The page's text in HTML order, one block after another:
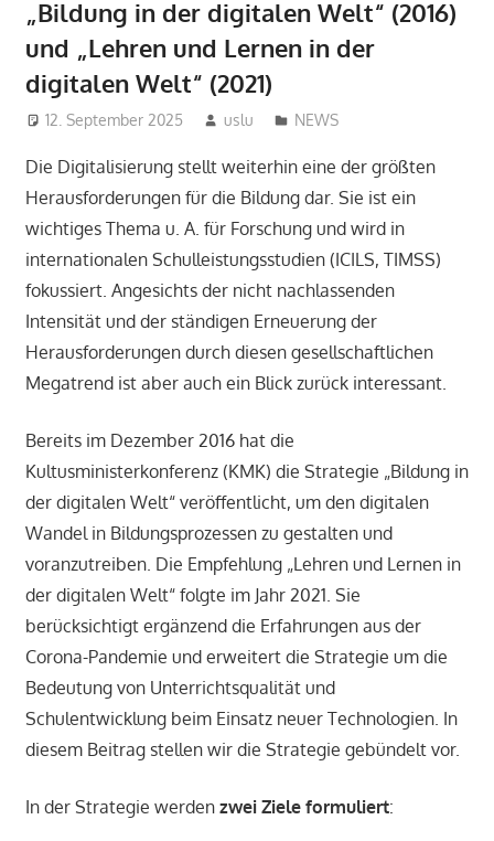
„Bildung in der digitalen Welt“ (2016)
und „Lehren und Lernen in der
digitalen Welt“ (2021)
12. September 2025 uslu NEWS
Die Digitalisierung stellt weiterhin eine der größten
Herausforderungen für die Bildung dar. Sie ist ein
wichtiges Thema u. A. für Forschung und wird in
internationalen Schulleistungsstudien (ICILS, TIMSS)
fokussiert. Angesichts der nicht nachlassenden
Intensität und der ständigen Erneuerung der
Herausforderungen durch diesen gesellschaftlichen
Megatrend ist aber auch ein Blick zurück interessant.
Bereits im Dezember 2016 hat die
Kultusministerkonferenz (KMK) die Strategie „Bildung in
der digitalen Welt“ veröffentlicht, um den digitalen
Wandel in Bildungsprozessen zu gestalten und
voranzutreiben. Die Empfehlung „Lehren und Lernen in
der digitalen Welt“ folgte im Jahr 2021. Sie
berücksichtigt ergänzend die Erfahrungen aus der
Corona-Pandemie und erweitert die Strategie um die
Bedeutung von Unterrichtsqualität und
Schulentwicklung beim Einsatz neuer Technologien. In
diesem Beitrag stellen wir die Strategie gebündelt vor.
In der Strategie werden zwei Ziele formuliert: